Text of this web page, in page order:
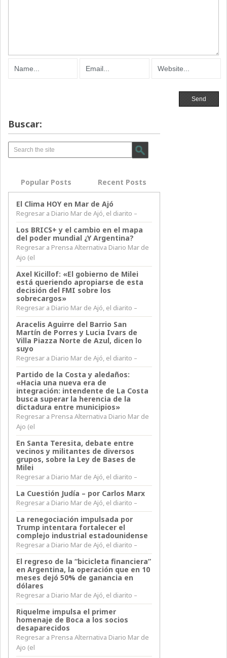
Buscar:
Popular Posts Recent Posts
El Clima HOY en Mar de Ajó
Regresar a Diario Mar de Ajó, el diarito –
Los BRICS+ y el cambio en el mapa
del poder mundial ¿Y Argentina?
Regresar a Prensa Alternativa Diario Mar de
Ajo (el
Axel Kicillof: «El gobierno de Milei
está queriendo apropiarse de esta
decisión del FMI sobre los
sobrecargos»
Regresar a Diario Mar de Ajó, el diarito –
Aracelis Aguirre del Barrio San
Martín de Porres y Lucia Ivars de
Villa Piazza Norte de Azul, dicen lo
suyo
Regresar a Diario Mar de Ajó, el diarito –
Partido de la Costa y aledaños:
«Hacia una nueva era de
integración: intendente de La Costa
busca superar la herencia de la
dictadura entre municipios»
Regresar a Prensa Alternativa Diario Mar de
Ajo (el
En Santa Teresita, debate entre
vecinos y militantes de diversos
grupos, sobre la Ley de Bases de
Milei
Regresar a Diario Mar de Ajó, el diarito –
La Cuestión Judía – por Carlos Marx
Regresar a Diario Mar de Ajó, el diarito –
La renegociación impulsada por
Trump intentara fortalecer el
complejo industrial estadounidense
Regresar a Diario Mar de Ajó, el diarito –
El regreso de la “bicicleta financiera”
en Argentina, la operación que en 10
meses dejó 50% de ganancia en
dólares
Regresar a Diario Mar de Ajó, el diarito –
Riquelme impulsa el primer
homenaje de Boca a los socios
desaparecidos
Regresar a Prensa Alternativa Diario Mar de
Ajo (el